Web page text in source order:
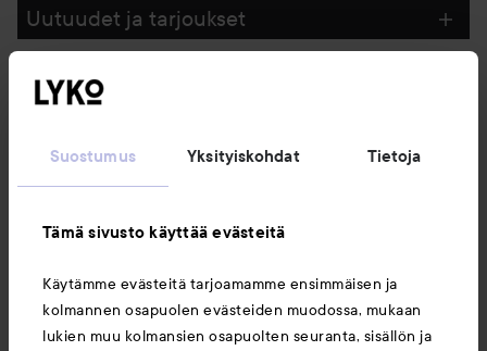
Suostumus Yksityiskohdat Tietoja
Tämä sivusto käyttää evästeitä
Käytämme evästeitä tarjoamamme ensimmäisen ja
kolmannen osapuolen evästeiden muodossa, mukaan
lukien muu kolmansien osapuolten seuranta, sisällön ja
Uutuudet ja tarjoukset
Seuraa meitä
Asiakaspalvelu
Tietoja
Saattaisit myös tykätä